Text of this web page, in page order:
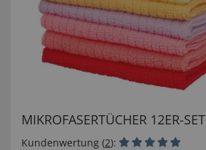
MIKROFASERTÜCHER 12ER-SET
Kundenwertung (2):